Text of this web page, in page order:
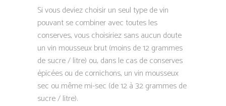
Si vous deviez choisir un seul type de vin
pouvant se combiner avec toutes les
conserves, vous choisiriez sans aucun doute
un vin mousseux brut (moins de 12 grammes
de sucre / litre) ou, dans le cas de conserves
épicées ou de cornichons, un vin mousseux
sec ou même mi-sec (de 12 à 32 grammes de
sucre / litre).